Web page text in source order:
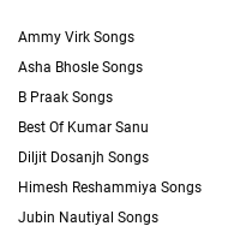
Ammy Virk Songs
Asha Bhosle Songs
B Praak Songs
Best Of Kumar Sanu
Diljit Dosanjh Songs
Himesh Reshammiya Songs
Jubin Nautiyal Songs